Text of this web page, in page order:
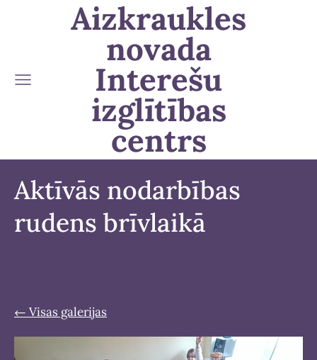
Aizkraukles
novada
Interešu
izglītības
centrs
Aktīvās nodarbības
rudens brīvlaikā
Visas galerijas